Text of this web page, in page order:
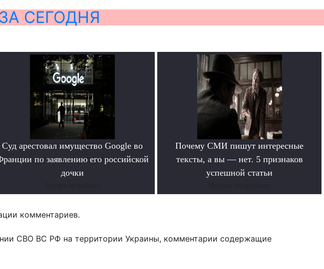
СЕГОДНЯ
Суд арестовал имущество Google во
по заявлению его российской
дочки
Почему СМИ пишут интересные
тексты, а вы — нет. 5 признаков
успешной статьи
комментариев.
СВО ВС РФ на территории Украины, комментарии содержащие